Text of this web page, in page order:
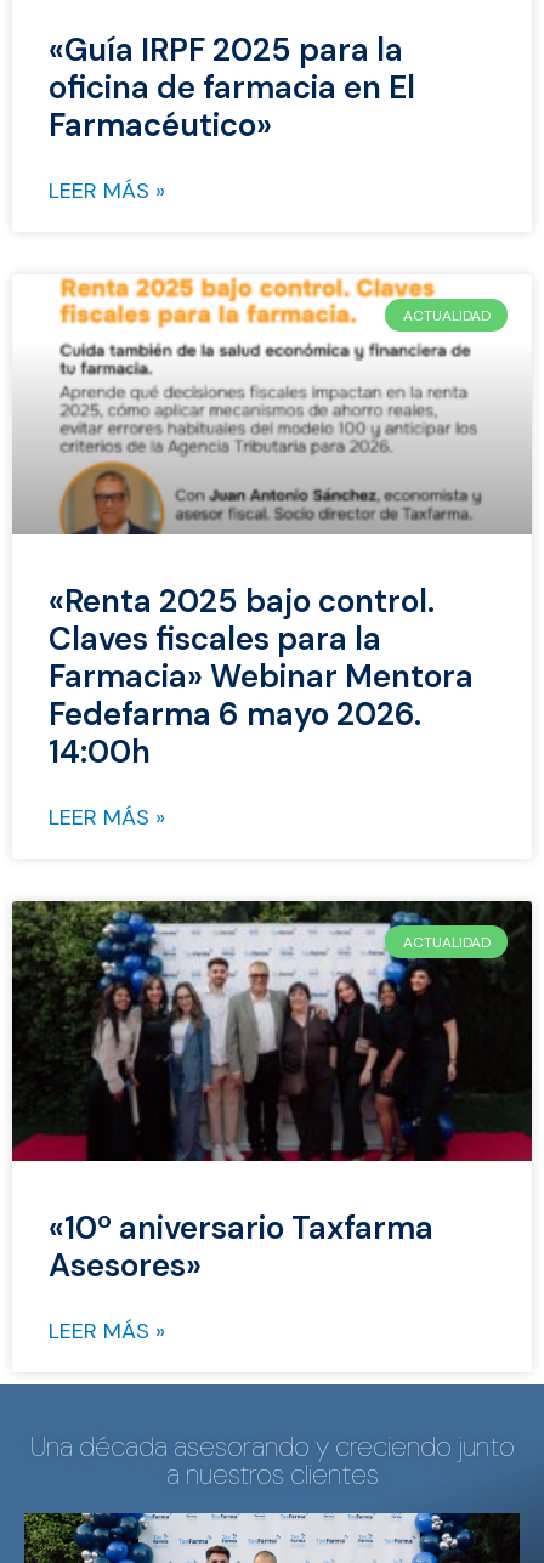
«Guía IRPF 2025 para la
oficina de farmacia en El
Farmacéutico»
LEER MÁS »
ACTUALIDAD
«Renta 2025 bajo control.
Claves fiscales para la
Farmacia» Webinar Mentora
Fedefarma 6 mayo 2026.
14:00h
LEER MÁS »
ACTUALIDAD
«10º aniversario Taxfarma
Asesores»
LEER MÁS »
Una década asesorando y creciendo junto
a nuestros clientes